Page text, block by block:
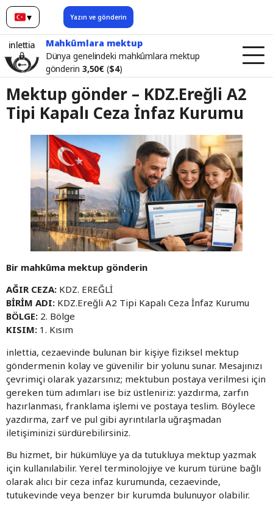
▾
Türkçe Yazın ve gönderin
inlettia
Mahkûmlara mektup
Dünya genelindeki mahkûmlara mektup
gönderin 3,50€($4)
Mektup gönder – KDZ.Ereğli A2
Tipi Kapalı Ceza İnfaz Kurumu
Bir mahkûma mektup gönderin
AĞIR CEZA: KDZ. EREĞLİ
BİRİM ADI: KDZ.Ereğli A2 Tipi Kapalı Ceza İnfaz Kurumu
BÖLGE: 2. Bölge
KISIM: 1. Kısım
inlettia, cezaevinde bulunan bir kişiye fiziksel mektup
göndermenin kolay ve güvenilir bir yolunu sunar. Mesajınızı
çevrimiçi olarak yazarsınız; mektubun postaya verilmesi için
gereken tüm adımları ise biz üstleniriz: yazdırma, zarfın
hazırlanması, franklama işlemi ve postaya teslim. Böylece
yazdırma, zarf ve pul gibi ayrıntılarla uğraşmadan
iletişiminizi sürdürebilirsiniz.
Bu hizmet, bir hükümlüye ya da tutukluya mektup yazmak
için kullanılabilir. Yerel terminolojiye ve kurum türüne bağlı
olarak alıcı bir ceza infaz kurumunda, cezaevinde,
tutukevinde veya benzer bir kurumda bulunuyor olabilir.